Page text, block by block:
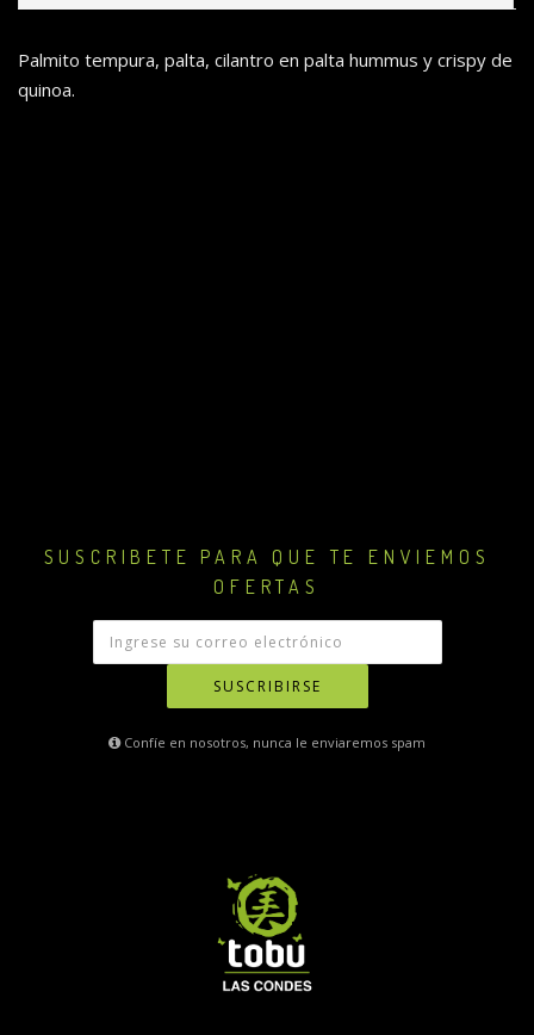
Palmito tempura, palta, cilantro en palta hummus y crispy de
quinoa.
SUSCRIBETE PARA QUE TE ENVIEMOS
OFERTAS
SUSCRIBIRSE
Confíe en nosotros, nunca le enviaremos spam